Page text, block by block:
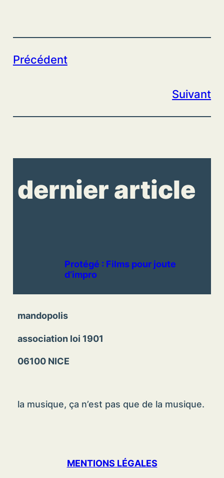
Précédent
Suivant
dernier article
Protégé : Films pour joute
d’impro
mandopolis
association loi 1901
06100 NICE
la musique, ça n’est pas que de la musique.
MENTIONS LÉGALES